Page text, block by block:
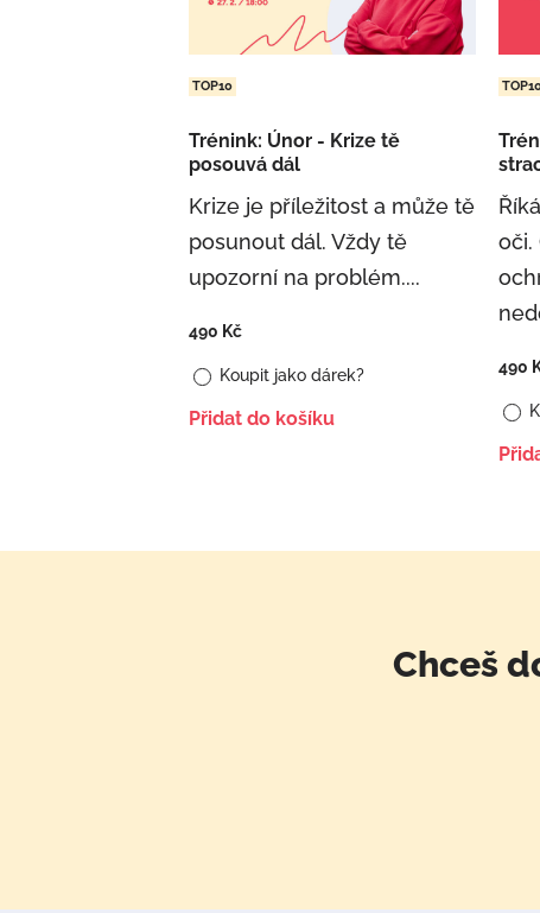
TOP10
Trénink: Únor - Krize tě
posouvá dál
Krize je příležitost a může tě
posunout dál. Vždy tě
upozorní na problém....
490 Kč
Koupit jako dárek?
Přidat do košíku
oči.
490
Chceš